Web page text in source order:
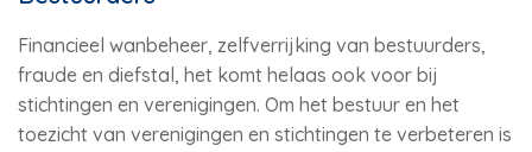
Financieel wanbeheer, zelfverrijking van bestuurders,
fraude en diefstal, het komt helaas ook voor bij
stichtingen en verenigingen. Om het bestuur en het
toezicht van verenigingen en stichtingen te verbeteren is